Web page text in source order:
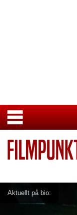
Aktuellt på bio: